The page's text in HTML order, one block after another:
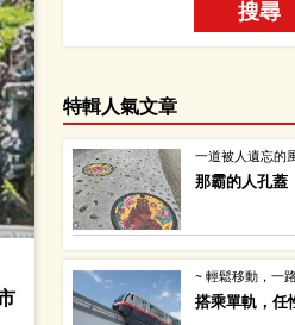
搜尋
特輯人氣文章
一道被人遺忘的
那霸的人孔蓋
~ 輕鬆移動，一
搭乘單軌，任